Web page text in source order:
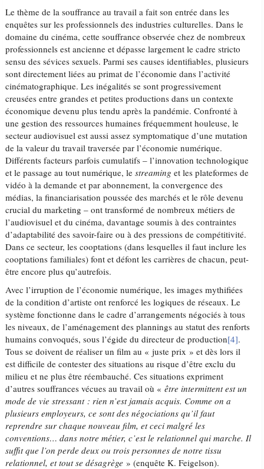
Le thème de la souffrance au travail a fait son entrée dans les
enquêtes sur les professionnels des industries culturelles. Dans le
domaine du cinéma, cette souffrance observée chez de nombreux
professionnels est ancienne et dépasse largement le cadre stricto
sensu des sévices sexuels. Parmi ses causes identifiables, plusieurs
sont directement liées au primat de l’économie dans l’activité
cinématographique. Les inégalités se sont progressivement
creusées entre grandes et petites productions dans un contexte
économique devenu plus tendu après la pandémie. Confronté à
une gestion des ressources humaines fréquemment houleuse, le
secteur audiovisuel est aussi assez symptomatique d’une mutation
de la valeur du travail traversée par l’économie numérique.
Différents facteurs parfois cumulatifs – l’innovation technologique
et le passage au tout numérique, lestreaming et les plateformes de
vidéo à la demande et par abonnement, la convergence des
médias, la financiarisation poussée des marchés et le rôle devenu
crucial du marketing – ont transformé de nombreux métiers de
l’audiovisuel et du cinéma, davantage soumis à des contraintes
d’adaptabilité des savoir-faire ou à des pressions de compétitivité.
Dans ce secteur, les cooptations (dans lesquelles il faut inclure les
cooptations familiales) font et défont les carrières de chacun, peut-
être encore plus qu’autrefois.
Avec l’irruption de l’économie numérique, les images mythifiées
de la condition d’artiste ont renforcé les logiques de réseaux. Le
système fonctionne dans le cadre d’arrangements négociés à tous
les niveaux, de l’aménagement des plannings au statut des renforts
humains convoqués, sous l’égide du directeur de production[4].
Tous se doivent de réaliser un film au « juste prix » et dès lors il
est difficile de contester des situations au risque d’être exclu du
milieu et ne plus être réembauché. Ces situations expriment
d’autres souffrances vécues au travail où «être intermittent est un
mode de vie stressant : rien n’est jamais acquis. Comme on a
plusieurs employeurs, ce sont des négociations qu’il faut
reprendre sur chaque nouveau film, et ceci malgré les
conventions… dans notre métier, c’est le relationnel qui marche. Il
suffit que l’on perde deux ou trois personnes de notre tissu
relationnel, et tout se désagrège » (enquête K. Feigelson).